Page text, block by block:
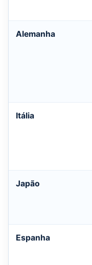
Alemanha
Itália
Japão
Espanha